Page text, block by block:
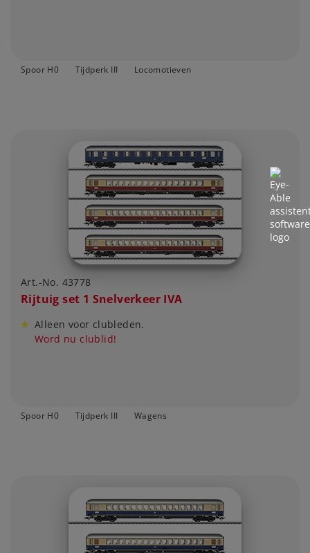
Spoor H0 Tijdperk III Locomotieven
Art.-No. 43778
Rijtuig set 1 Snelverkeer IVA
Alleen voor clubleden.
Word nu clublid!
Spoor H0 Tijdperk III Wagens